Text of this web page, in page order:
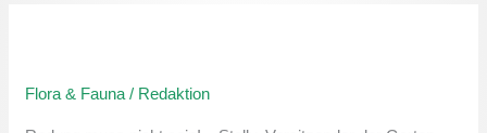
Flora & Fauna / Redaktion
dem